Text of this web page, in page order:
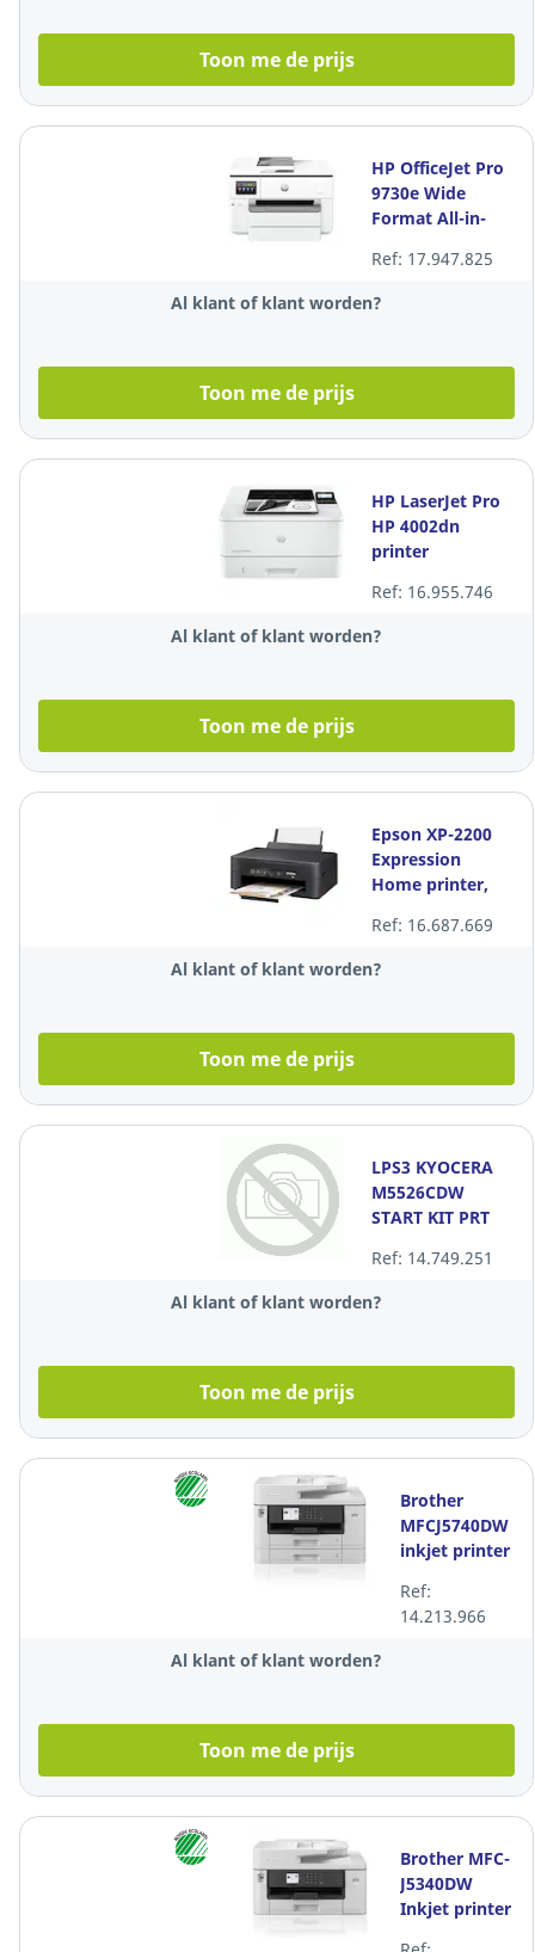
Toon me de prijs
HP OfficeJet Pro
9730e Wide
Format All-in-
Ref: 17.947.825
Al klant of klant worden?
Toon me de prijs
HP LaserJet Pro
HP 4002dn
printer
Ref: 16.955.746
Al klant of klant worden?
Toon me de prijs
Epson XP-2200
Expression
Home printer,
kleur
Ref: 16.687.669
Al klant of klant worden?
Toon me de prijs
LPS3 KYOCERA
M5526CDW
START KIT PRT
Ref: 14.749.251
Al klant of klant worden?
Toon me de prijs
Brother
MFCJ5740DW
inkjet printer
Ref:
14.213.966
Al klant of klant worden?
Toon me de prijs
Brother MFC-
J5340DW
Inkjet printer